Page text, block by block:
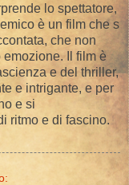
lo spettatore,
è un film che s
che non
Il film è
e del thriller,
e intrigante, e per
e si
ritmo e di fascino.